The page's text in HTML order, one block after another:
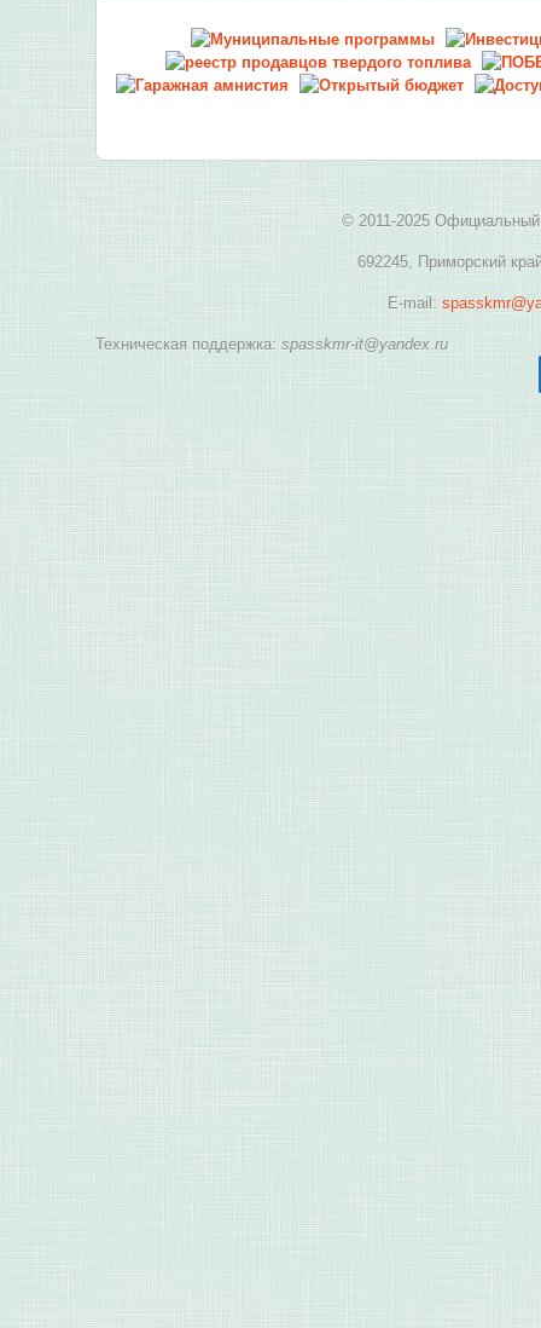
© 2011-2025 Официальный
692245, Приморский
E-mail:
Техническая поддержка: spasskmr-it@yandex.ru